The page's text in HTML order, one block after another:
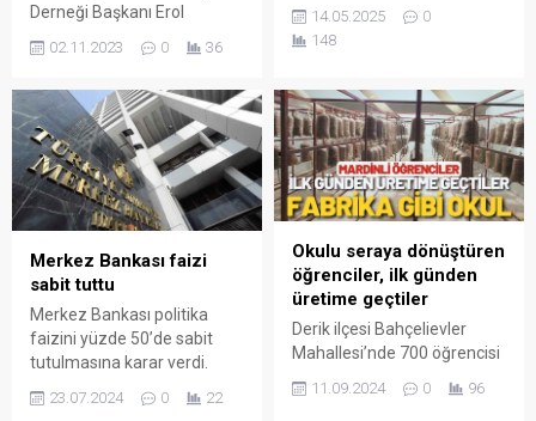
Derneği Başkanı Erol
5 lira zam geldiğini açıkladı.
02.11.2023 0 36
fiyatı için üreticinin
beklentisi en düşük 16 TL
fiyatını kaç lira olarak
belirleyecek?
14.05.2025
0
148
Merkez Bankası faizi
sabit tuttu
Merkez Bankası politika
faizini yüzde 50’de sabit
tutulmasına karar verdi.
enflasyonuna ilişkin sinyal
23.07.2024 0 22
Okulu seraya dönüştüren
öğrenciler, ilk günden
üretime geçtiler
Derik ilçesi Bahçelievler
Mahallesi’nde 700 öğrencisi
bulunan Mesleki ve Teknik
Anadolu Lisesi Tarım
11.09.2024 0 96